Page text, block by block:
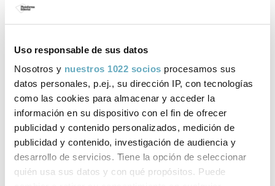
Uso responsable de sus datos
Nosotros y nuestros 1022 socios procesamos sus
datos personales, p.ej., su dirección IP, con tecnologías
como las cookies para almacenar y acceder la
información en su dispositivo con el fin de ofrecer
publicidad y contenido personalizados, medición de
publicidad y contenido, investigación de audiencia y
desarrollo de servicios. Tiene la opción de seleccionar
quién usa sus datos y con qué propósitos. Puede
Libros de Bruno Tombolato
publicados por Plataforma Editorial